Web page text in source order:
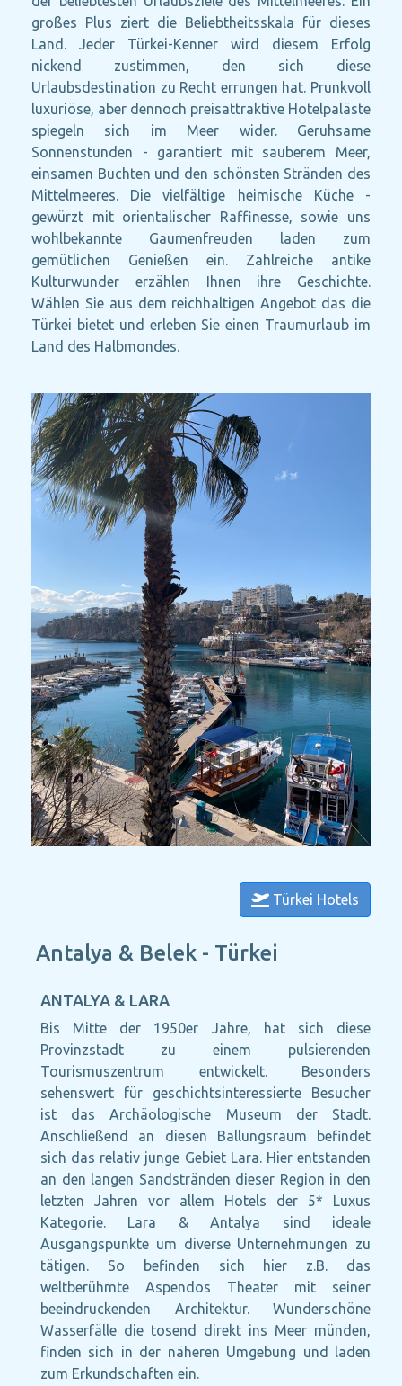
großes Plus ziert die Beliebtheitsskala für dieses
Land. Jeder Türkei-Kenner wird diesem Erfolg
nickend zustimmen, den sich diese
Urlaubsdestination zu Recht errungen hat. Prunkvoll
luxuriöse, aber dennoch preisattraktive Hotelpaläste
spiegeln sich im Meer wider. Geruhsame
Sonnenstunden - garantiert mit sauberem Meer,
einsamen Buchten und den schönsten Stränden des
Mittelmeeres. Die vielfältige heimische Küche -
gewürzt mit orientalischer Raffinesse‚ sowie uns
wohlbekannte Gaumenfreuden laden zum
gemütlichen Genießen ein. Zahlreiche antike
Kulturwunder erzählen Ihnen ihre Geschichte.
Wählen Sie aus dem reichhaltigen Angebot das die
Türkei bietet und erleben Sie einen Traumurlaub im
Land des Halbmondes.
Türkei Hotels
Antalya & Belek - Türkei
ANTALYA & LARA
Bis Mitte der 1950er Jahre, hat sich diese
Provinzstadt zu einem pulsierenden
Tourismuszentrum entwickelt. Besonders
sehenswert für geschichtsinteressierte Besucher
ist das Archäologische Museum der Stadt.
Anschließend an diesen Ballungsraum befindet
sich das relativ junge Gebiet Lara. Hier entstanden
an den langen Sandstränden dieser Region in den
letzten Jahren vor allem Hotels der 5* Luxus
Kategorie. Lara & Antalya sind ideale
Ausgangspunkte um diverse Unternehmungen zu
tätigen. So befinden sich hier z.B. das
weltberühmte Aspendos Theater mit seiner
beeindruckenden Architektur. Wunderschöne
Wasserfälle die tosend direkt ins Meer münden,
finden sich in der näheren Umgebung und laden
zum Erkundschaften ein.